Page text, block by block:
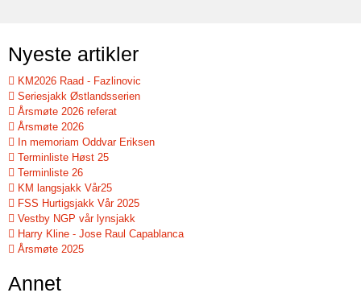
Nyeste artikler
KM2026 Raad - Fazlinovic
Seriesjakk Østlandsserien
Årsmøte 2026 referat
Årsmøte 2026
In memoriam Oddvar Eriksen
Terminliste Høst 25
Terminliste 26
KM langsjakk Vår25
FSS Hurtigsjakk Vår 2025
Vestby NGP vår lynsjakk
Harry Kline - Jose Raul Capablanca
Årsmøte 2025
Annet